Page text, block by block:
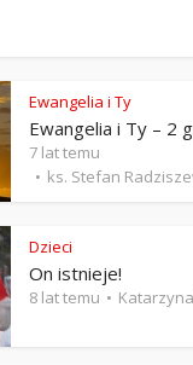
Ewangelia i Ty
Ewangelia i Ty – 2
7 lat temu
ks. Stefan
Dzieci
On istnieje!
8 lat temu